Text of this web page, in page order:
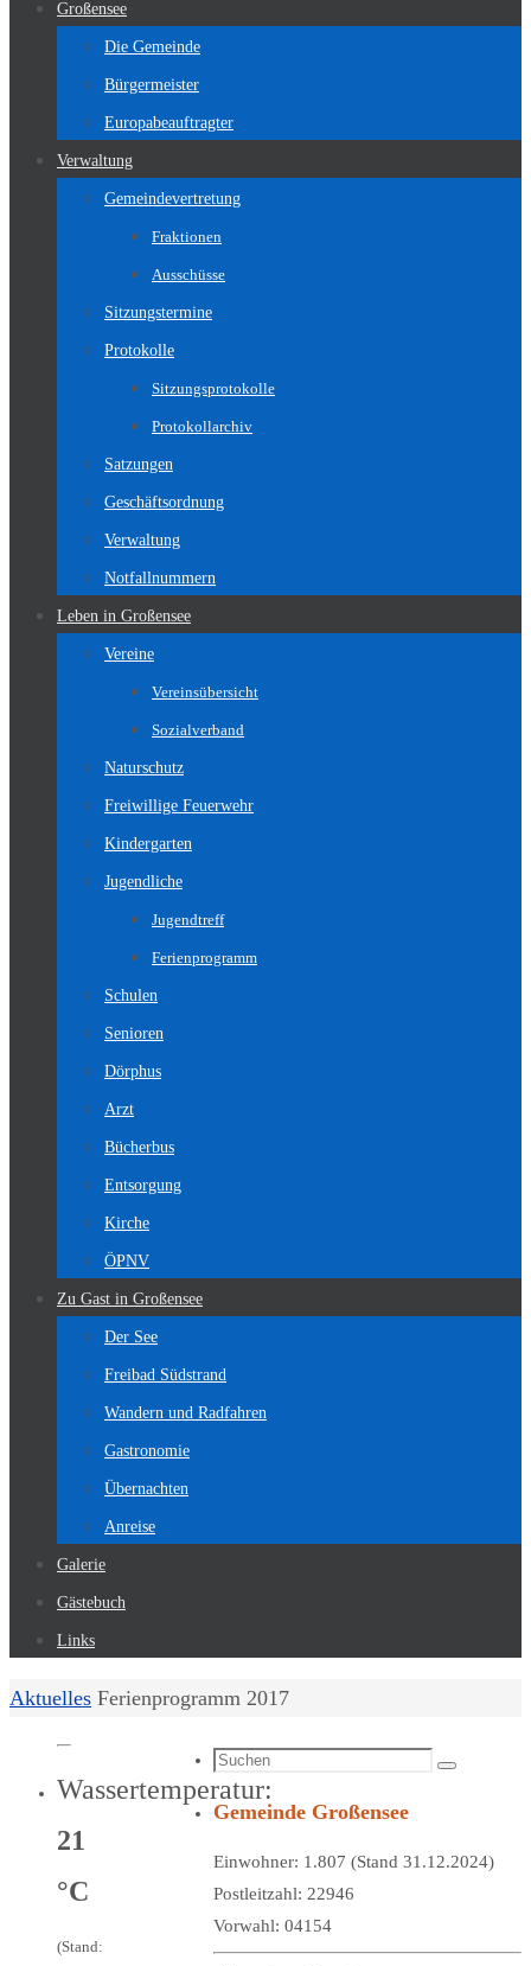
Großensee
Die Gemeinde
Bürgermeister
Europabeauftragter
Verwaltung
Gemeindevertretung
Fraktionen
Ausschüsse
Sitzungstermine
Protokolle
Sitzungsprotokolle
Protokollarchiv
Satzungen
Geschäftsordnung
Verwaltung
Notfallnummern
Leben in Großensee
Vereine
Vereinsübersicht
Sozialverband
Naturschutz
Freiwillige Feuerwehr
Kindergarten
Jugendliche
Jugendtreff
Ferienprogramm
Schulen
Senioren
Dörphus
Arzt
Bücherbus
Entsorgung
Kirche
ÖPNV
Zu Gast in Großensee
Der See
Freibad Südstrand
Wandern und Radfahren
Gastronomie
Übernachten
Anreise
Galerie
Gästebuch
Links
Start
Aktuelles Ferienprogramm 2017
Wassertemperatur:
21
°C
(Stand:
Suchen
nach:
Suchen
Gemeinde Großensee
Einwohner: 1.807 (Stand 31.12.2024)
Postleitzahl: 22946
Vorwahl: 04154